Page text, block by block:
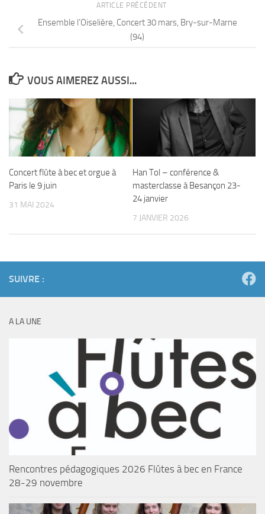
ARTICLE PRÉCÉDENT
Ensemble l’Oiselière, Concert 30 mars, Bry-sur-Marne
(94)
VOUS AIMEREZ AUSSI...
Concert flûte à bec et orgue à
Paris le 9 juin
31 MAI 2024
Han Tol – conférence &
masterclasse à Besançon 23-
24 janvier
7 JANVIER 2026
SUIVRE :
A LA UNE
Rencontres pédagogiques 2026 Flûtes à bec en France
28-29 novembre